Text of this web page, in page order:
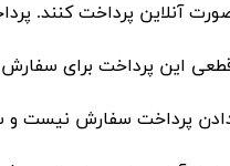
آنلاین پرداخت کنند.
این پرداخت برای
پرداخت سفارش نیست و